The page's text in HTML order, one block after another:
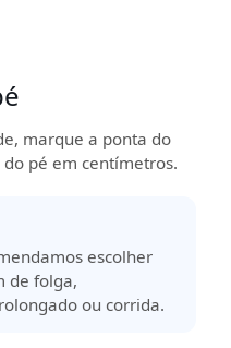
marque a ponta do
pé em centímetros.
escolher
de folga,
ou corrida.